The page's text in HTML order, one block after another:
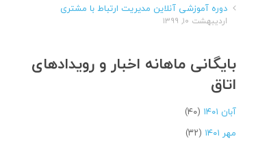
دوره آموزشی آنلاین مدیریت ارتباط با مشتری
اردیبهشت ۱۰, ۱۳۹۹
بایگانی ماهانه اخبار و رویدادهای
اتاق
آبان ۱۴۰۱
(۴۰)
مهر ۱۴۰۱
(۳۲)